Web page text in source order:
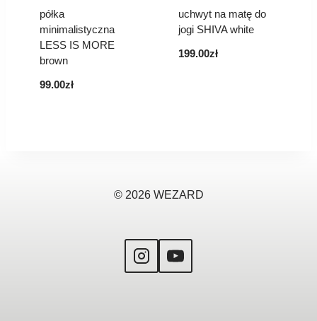
półka
minimalistyczna
LESS IS MORE
brown
99.00zł
uchwyt na matę do
jogi SHIVA white
199.00zł
© 2026 WEZARD